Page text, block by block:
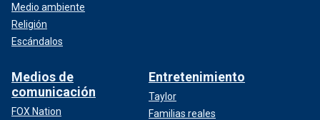
Medio ambiente
Religión
Escándalos
Medios de
comunicación
FOX Nation
Entretenimiento
Taylor
Familias reales